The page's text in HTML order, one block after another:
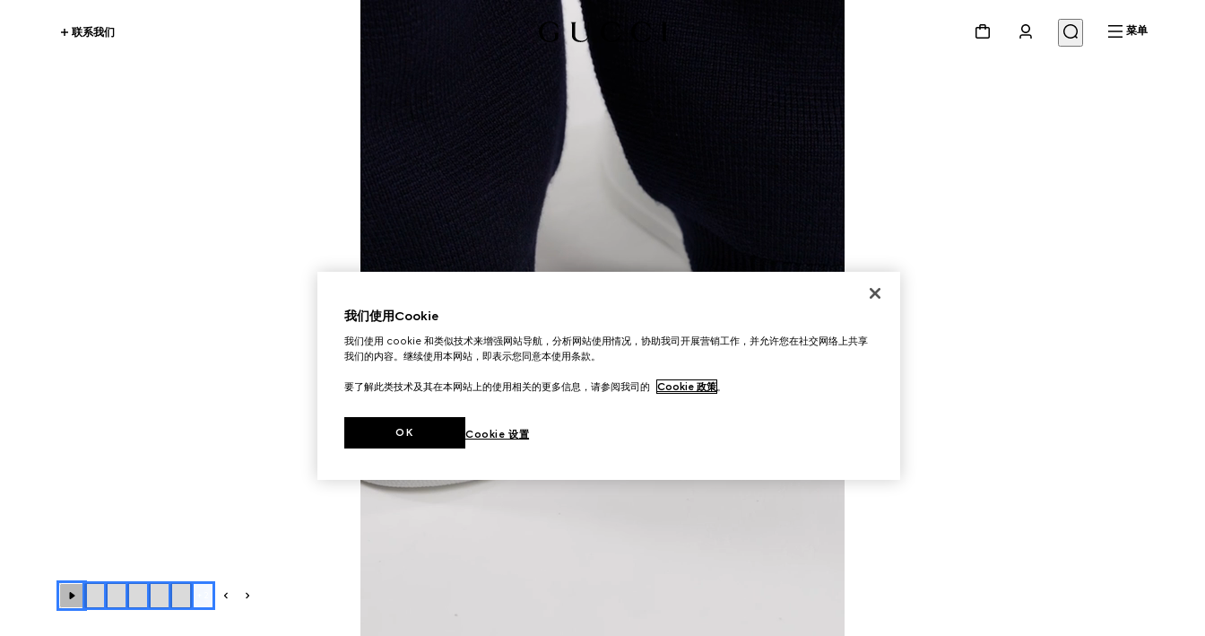
联系我们 菜单
我们使用Cookie
我们使用 cookie 和类似技术来增强网站导航，分析网站使用情况，协助我司开展营销工作，并允许您在社交网络上共享
我们的内容。继续使用本网站，即表示您同意本使用条款。
要了解此类技术及其在本网站上的使用相关的更多信息，请参阅我司的 Cookie 政策。
Cookie 设置
OK